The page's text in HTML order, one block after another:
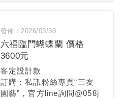
六福臨門蝴蝶蘭 價格
3600元
發佈：2026/03/30
客定設計款
訂購：私訊粉絲專頁“三友
園藝”，官方line詢問@058j